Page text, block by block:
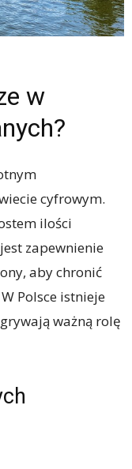
w
cyfrowym.
ilości
zapewnienie
aby chronić
Polsce istnieje
ważną rolę